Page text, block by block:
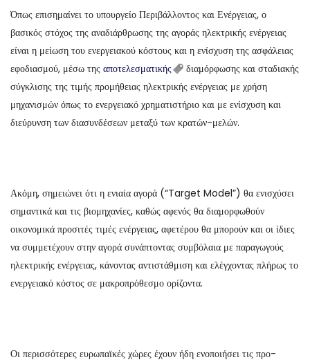
Όπως επισημαίνει το υπουργείο Περιβάλλοντος και Ενέργειας, ο
βασικός στόχος της αναδιάρθρωσης της αγοράς ηλεκτρικής ενέργειας
είναι η μείωση του ενεργειακού κόστους και η ενίσχυση της ασφάλειας
εφοδιασμού, μέσω της αποτελεσματικής
διαμόρφωσης και σταδιακής
σύγκλισης της τιμής προμήθειας ηλεκτρικής ενέργειας με χρήση
μηχανισμών όπως το ενεργειακό χρηματιστήριο και με ενίσχυση και
διεύρυνση των διασυνδέσεων μεταξύ των κρατών-μελών.
Ακόμη, σημειώνει ότι η ενιαία αγορά (“Target Model”) θα ενισχύσει
σημαντικά και τις βιομηχανίες, καθώς αφενός θα διαμορφωθούν
οικονομικά προσιτές τιμές ενέργειας, αφετέρου θα μπορούν και οι ίδιες
να συμμετέχουν στην αγορά συνάπτοντας συμβόλαια με παραγωγούς
ηλεκτρικής ενέργειας, κάνοντας αντιστάθμιση και ελέγχοντας πλήρως το
ενεργειακό κόστος σε μακροπρόθεσμο ορίζοντα.
Οι περισσότερες ευρωπαϊκές χώρες έχουν ήδη ενοποιήσει τις προ-